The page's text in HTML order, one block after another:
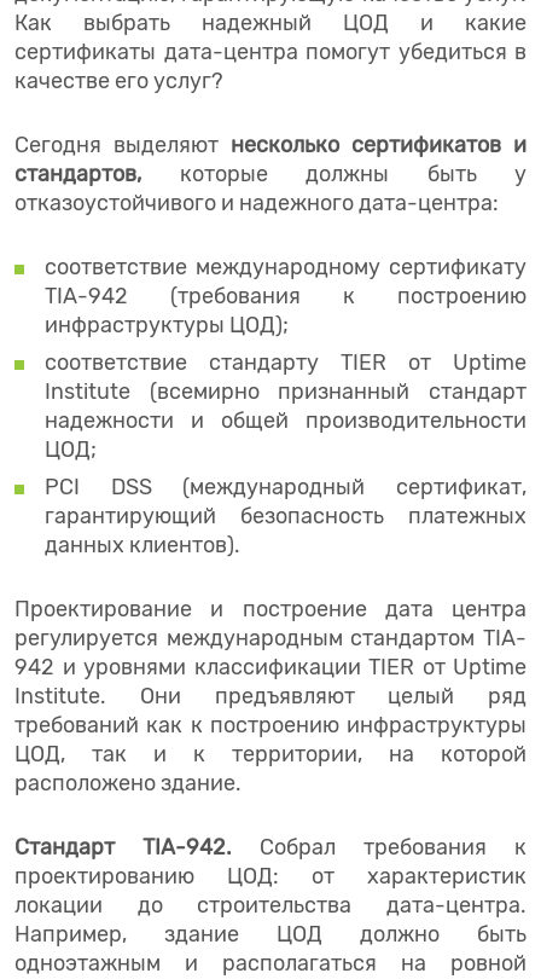
Как выбрать надежный ЦОД и какие
сертификаты дата-центра помогут убедиться в
качестве его услуг?
Сегодня выделяют несколько сертификатов и
стандартов, которые должны быть у
отказоустойчивого и надежного дата-центра:
соответствие международному сертификату
TIA-942 (требования к построению
инфраструктуры ЦОД);
соответствие стандарту TIER от Uptime
Institute (всемирно признанный стандарт
надежности и общей производительности
ЦОД;
PCI DSS (международный сертификат,
гарантирующий безопасность платежных
данных клиентов).
Проектирование и построение дата центра
регулируется международным стандартом TIA-
942 и уровнями классификации TIER от Uptime
Institute. Они предъявляют целый ряд
требований как к построению инфраструктуры
ЦОД, так и к территории, на которой
расположено здание.
Стандарт TIA-942. Собрал требования к
проектированию ЦОД: от характеристик
локации до строительства дата-центра.
Например, здание ЦОД должно быть
одноэтажным и располагаться на ровной